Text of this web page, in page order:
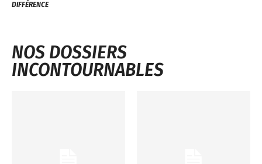
DIFFÉRENCE
NOS DOSSIERS
INCONTOURNABLES